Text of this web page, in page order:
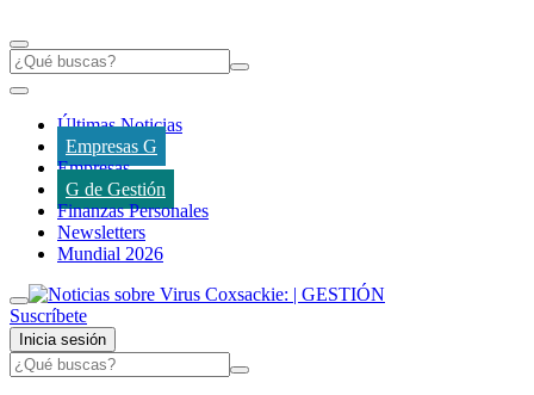
Últimas Noticias
Empresas G
Empresas
G de Gestión
Finanzas Personales
Newsletters
Mundial 2026
Suscríbete
Inicia sesión